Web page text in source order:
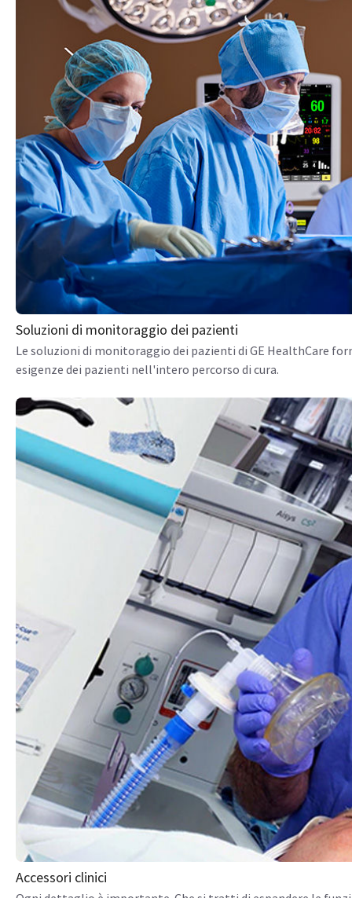
Sistema di erogazione per anestesia Aisys CS² con Et
La prima macchina per anestesia statunitense con software
un'anestesia a basso flusso sicura⁴.
Soluzioni di monitoraggio dei pazienti
Le soluzioni di monitoraggio dei pazienti di GE HealthCare
esigenze dei pazienti nell'intero percorso di cura.